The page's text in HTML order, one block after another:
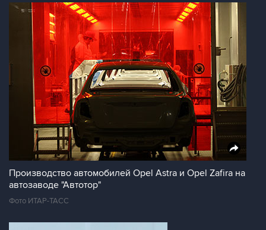
Производство автомобилей Opel Astra и Opel Zafira на
автозаводе "Автотор"
Фото ИТАР-ТАСС